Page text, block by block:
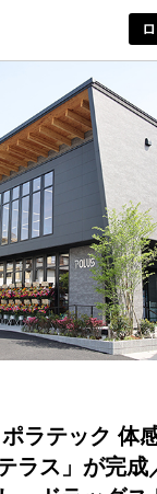
ラテック 体
ラス」が完成